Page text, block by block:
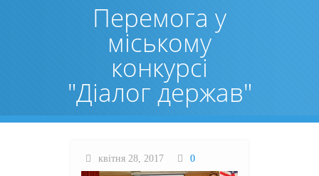
Перемога у
міському
конкурсі
"Діалог держав"
квітня 28, 2017 0